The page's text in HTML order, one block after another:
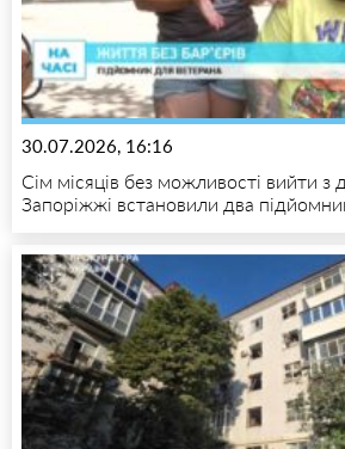
30.07.2026, 16:16
Сім місяців без можливості вийти з
Запоріжжі встановили два